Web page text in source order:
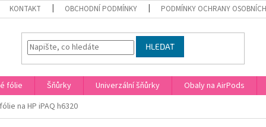
KONTAKT OBCHODNÍ PODMÍNKY PODMÍNKY OCHRANY OSOBNÍCH
HLEDAT
fólie Šňůrky Univerzální šňůrky Obaly na AirPods
na HP iPAQ h6320